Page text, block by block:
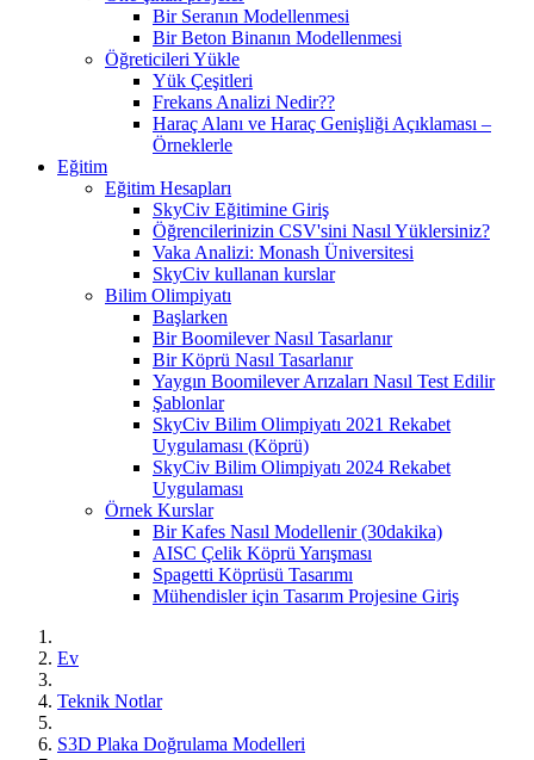
Bir Seranın Modellenmesi
Bir Beton Binanın Modellenmesi
Öğreticileri Yükle
Yük Çeşitleri
Frekans Analizi Nedir??
Haraç Alanı ve Haraç Genişliği Açıklaması –
Örneklerle
Eğitim
Eğitim Hesapları
SkyCiv Eğitimine Giriş
Öğrencilerinizin CSV'sini Nasıl Yüklersiniz?
Vaka Analizi: Monash Üniversitesi
SkyCiv kullanan kurslar
Bilim Olimpiyatı
Başlarken
Bir Boomilever Nasıl Tasarlanır
Bir Köprü Nasıl Tasarlanır
Yaygın Boomilever Arızaları Nasıl Test Edilir
Şablonlar
SkyCiv Bilim Olimpiyatı 2021 Rekabet
Uygulaması (Köprü)
SkyCiv Bilim Olimpiyatı 2024 Rekabet
Uygulaması
Örnek Kurslar
Bir Kafes Nasıl Modellenir (30dakika)
AISC Çelik Köprü Yarışması
Spagetti Köprüsü Tasarımı
Mühendisler için Tasarım Projesine Giriş
Ev
Teknik Notlar
S3D Plaka Doğrulama Modelleri